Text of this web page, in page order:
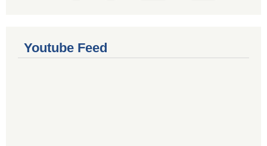
Youtube Feed